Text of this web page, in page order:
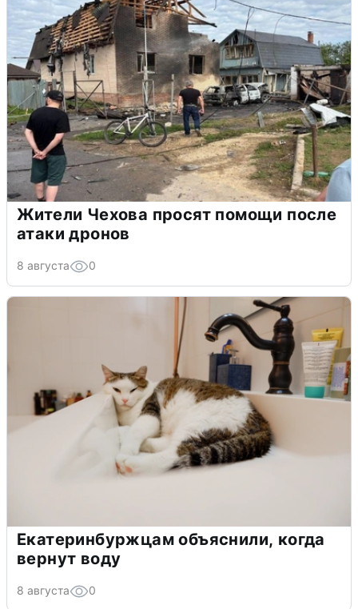
Жители Чехова просят помощи после
атаки дронов
8 августа 0
Екатеринбуржцам объяснили, когда
вернут воду
8 августа 0